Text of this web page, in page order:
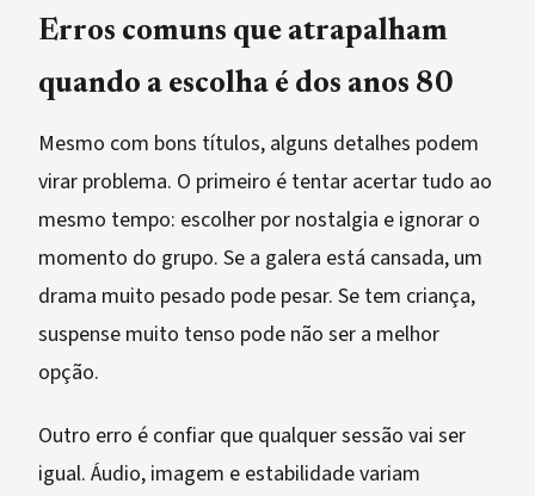
Erros comuns que atrapalham
quando a escolha é dos anos 80
Mesmo com bons títulos, alguns detalhes podem
virar problema. O primeiro é tentar acertar tudo ao
mesmo tempo: escolher por nostalgia e ignorar o
momento do grupo. Se a galera está cansada, um
drama muito pesado pode pesar. Se tem criança,
suspense muito tenso pode não ser a melhor
opção.
Outro erro é confiar que qualquer sessão vai ser
igual. Áudio, imagem e estabilidade variam